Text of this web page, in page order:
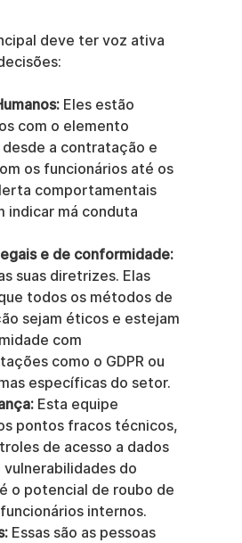
deve ter voz ativa
Eles estão
com o elemento
a contratação e
os funcionários até os
comportamentais
indicar má conduta
e de conformidade:
suas diretrizes. Elas
todos os métodos de
sejam éticos e estejam
com
como o GDPR ou
específicas do setor.
Esta equipe
pontos fracos técnicos,
de acesso a dados
vulnerabilidades do
o potencial de roubo de
internos.
Essas são as pessoas